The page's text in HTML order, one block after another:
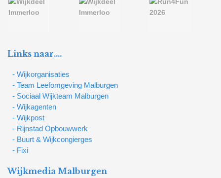
Links naar….
- Wijkorganisaties
- Team Leefomgeving Malburgen
- Sociaal Wijkteam Malburgen
- Wijkagenten
- Wijkpost
- Rijnstad Opbouwwerk
- Buurt & Wijkcongierges
- Fixi
Wijkmedia Malburgen